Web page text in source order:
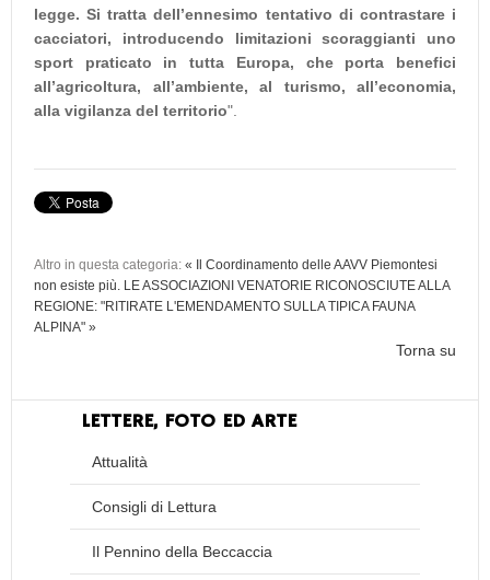
legge. Si tratta dell’ennesimo tentativo di contrastare i
cacciatori, introducendo limitazioni scoraggianti uno
sport praticato in tutta Europa, che porta benefici
all’agricoltura, all’ambiente, al turismo, all’economia,
alla vigilanza del territorio".
Altro in questa categoria: « Il Coordinamento delle AAVV Piemontesi
non esiste più. LE ASSOCIAZIONI VENATORIE RICONOSCIUTE ALLA
REGIONE: "RITIRATE L'EMENDAMENTO SULLA TIPICA FAUNA
ALPINA" »
Torna su
LETTERE, FOTO ED ARTE
Attualità
Consigli di Lettura
Il Pennino della Beccaccia